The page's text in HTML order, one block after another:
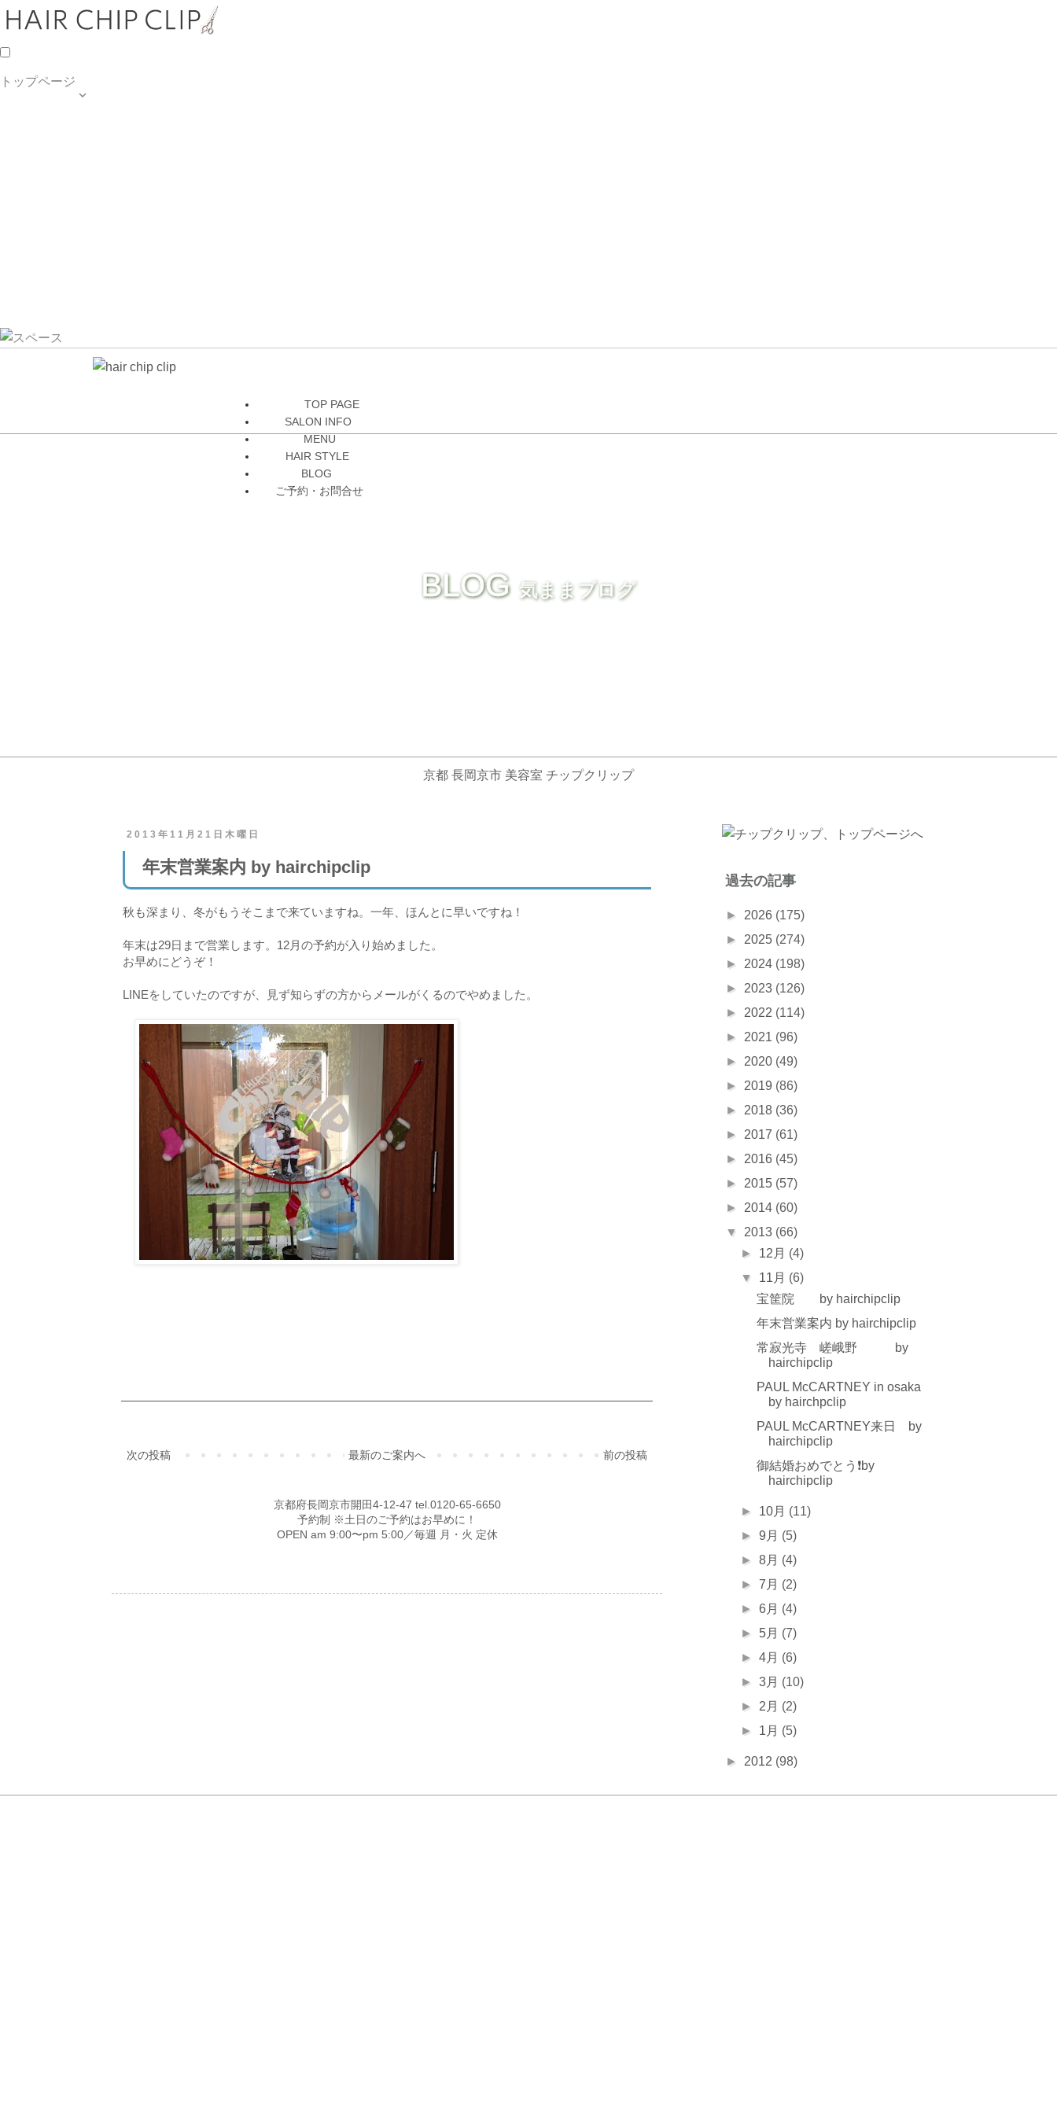
トップページ

TOP PAGE
SALON INFO
MENU
HAIR STYLE
BLOG
ご予約・お問合せ
BLOG 気ままブログ
京都 長岡京市 美容室 チップクリップ
2013年11月21日木曜日
年末営業案内 by hairchipclip
秋も深まり、冬がもうそこまで来ていますね。一年、ほんとに早いですね！
年末は29日まで営業します。12月の予約が入り始めました。
お早めにどうぞ！
LINEをしていたのですが、見ず知らずの方からメールがくるのでやめました。
次の投稿 前の投稿
最新のご案内へ
京都府長岡京市開田4-12-47 tel.0120-65-6650
予約制 ※土日のご予約はお早めに！
OPEN am 9:00〜pm 5:00／毎週 月・火 定休
過去の記事
► 2026 (175)
► 2025 (274)
► 2024 (198)
► 2023 (126)
► 2022 (114)
► 2021 (96)
► 2020 (49)
► 2019 (86)
► 2018 (36)
► 2017 (61)
► 2016 (45)
► 2015 (57)
► 2014 (60)
▼ 2013 (66)
► 12月 (4)
▼ 11月 (6)
宝筐院 by hairchipclip
年末営業案内 by hairchipclip
常寂光寺 嵯峨野 by
hairchipclip
PAUL McCARTNEY in osaka
by hairchpclip
PAUL McCARTNEY来日 by
hairchipclip
御結婚おめでとう❗️by
hairchipclip
► 10月 (11)
►9月 (5)
►8月 (4)
►7月 (2)
►6月 (4)
► 5月 (7)
►4月 (6)
►3月 (10)
► 2月 (2)
► 1月 (5)
► 2012 (98)